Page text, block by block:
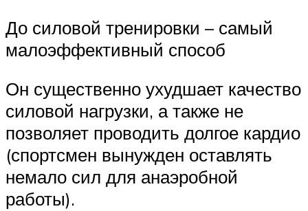
До силовой тренировки – самый
малоэффективный способ
Он существенно ухудшает качество
силовой нагрузки, а также не
позволяет проводить долгое кардио
(спортсмен вынужден оставлять
немало сил для анаэробной
работы).